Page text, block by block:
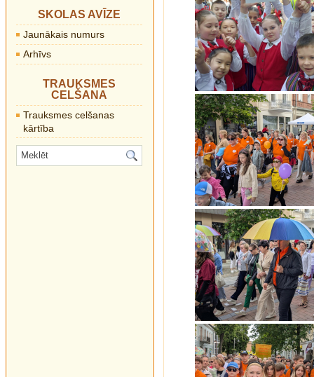
SKOLAS AVĪZE
Jaunākais numurs
Arhīvs
TRAUKSMES
CELŠANA
Trauksmes celšanas
kārtība